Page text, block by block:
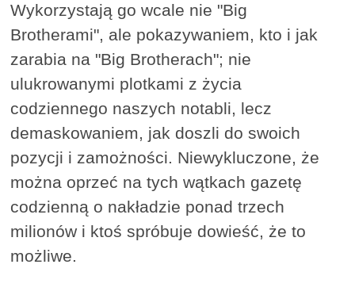
Wykorzystają go wcale nie "Big
Brotherami", ale pokazywaniem, kto i jak
zarabia na "Big Brotherach"; nie
ulukrowanymi plotkami z życia
codziennego naszych notabli, lecz
demaskowaniem, jak doszli do swoich
pozycji i zamożności. Niewykluczone, że
można oprzeć na tych wątkach gazetę
codzienną o nakładzie ponad trzech
milionów i ktoś spróbuje dowieść, że to
możliwe.